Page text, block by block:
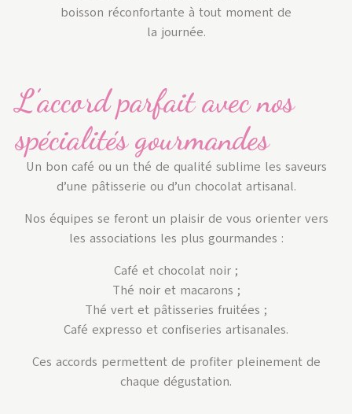
boisson réconfortante à tout moment de
la journée.
L’accord parfait avec nos
spécialités gourmandes
Un bon café ou un thé de qualité sublime les saveurs
d’une pâtisserie ou d’un chocolat artisanal.
Nos équipes se feront un plaisir de vous orienter vers
les associations les plus gourmandes :
Café et chocolat noir ;
Thé noir et macarons ;
Thé vert et pâtisseries fruitées ;
Café expresso et confiseries artisanales.
Ces accords permettent de profiter pleinement de
chaque dégustation.